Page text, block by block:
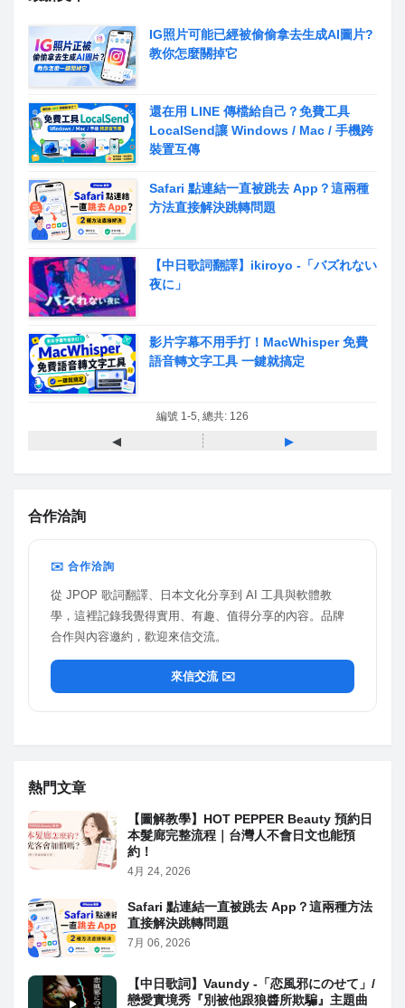
IG照片可能已經被偷偷拿去生成AI圖片?
教你怎麼關掉它
還在用 LINE 傳檔給自己？免費工具
LocalSend讓 Windows / Mac / 手機跨
裝置互傳
Safari 點連結一直被跳去 App？這兩種
方法直接解決跳轉問題
【中日歌詞翻譯】ikiroyo -「バズれない
夜に」
影片字幕不用手打！MacWhisper 免費
語音轉文字工具 一鍵就搞定
編號 1-5, 總共: 126
◂ ▸
合作洽詢
✉️ 合作洽詢
從 JPOP 歌詞翻譯、日本文化分享到 AI 工具與軟體教
學，這裡記錄我覺得實用、有趣、值得分享的內容。品牌
合作與內容邀約，歡迎來信交流。
來信交流 ✉️
熱門文章
【圖解教學】HOT PEPPER Beauty 預約日
本髮廊完整流程｜台灣人不會日文也能預
約！
4月 24, 2026
Safari 點連結一直被跳去 App？這兩種方法
直接解決跳轉問題
7月 06, 2026
【中日歌詞】Vaundy -「恋風邪にのせて」/
戀愛實境秀『別被他跟狼醬所欺騙』主題曲